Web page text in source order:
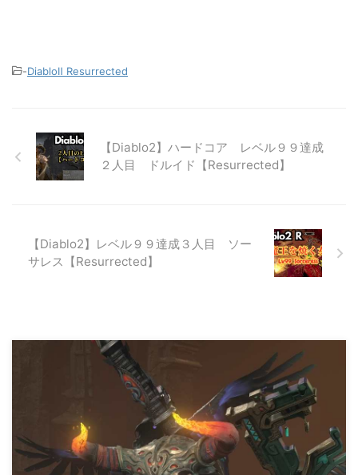
-DiabloⅡ Resurrected
【Diablo2】ハードコア レベル９９達成
２人目 ドルイド【Resurrected】
【Diablo2】レベル９９達成３人目 ソー
サレス【Resurrected】